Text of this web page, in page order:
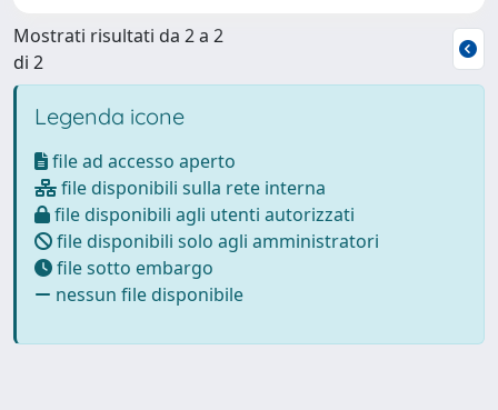
Mostrati risultati da 2 a 2
di 2
Legenda icone
file ad accesso aperto
file disponibili sulla rete interna
file disponibili agli utenti autorizzati
file disponibili solo agli amministratori
file sotto embargo
nessun file disponibile